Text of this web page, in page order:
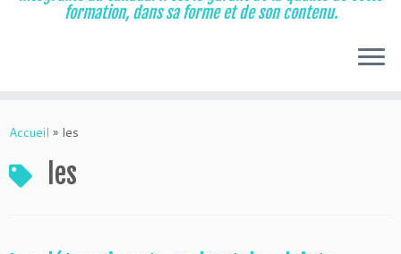
au
formation, dans sa forme et de son contenu.
Accueil » les
les